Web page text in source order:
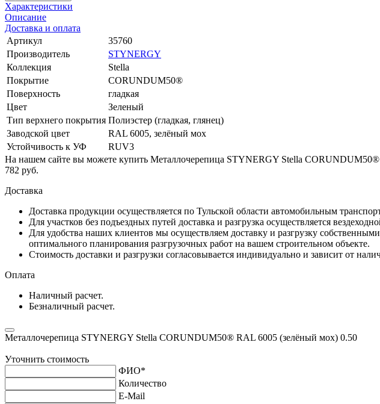
Характеристики
Описание
Доставка и оплата
Артикул
35760
Производитель
STYNERGY
Коллекция
Stella
Покрытие
CORUNDUM50®
Поверхность
гладкая
Цвет
Зеленый
Тип верхнего покрытия Полиэстер (гладкая, глянец)
Заводской цвет
RAL 6005, зелёный мох
Устойчивость к УФ
RUV3
На нашем сайте вы можете купить Металлочерепица STYNERGY Stella
782 руб.
Доставка
Доставка продукции осуществляется по Тульской области автомобильным
Для участков без подъездных путей доставка и разгрузка осуществляется
Для удобства наших клиентов мы осуществляем доставку и разгрузку
оптимального планирования разгрузочных работ на вашем строительном объекте.
Стоимость доставки и разгрузки согласовывается индивидуально и зависит от
Оплата
Наличный расчет.
Безналичный расчет.
Металлочерепица STYNERGY Stella CORUNDUM50® RAL 6005 (зелёный мох) 0.50
Уточнить стоимость
ФИО*
Количество
E-Mail